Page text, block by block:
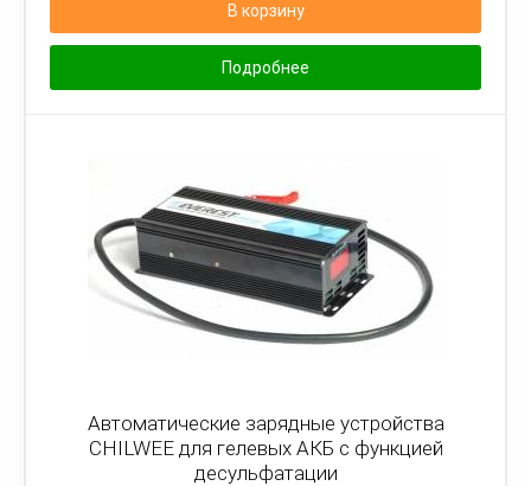
В корзину
Подробнее
Автоматические зарядные устройства
CHILWEE для гелевых АКБ с функцией
десульфатации